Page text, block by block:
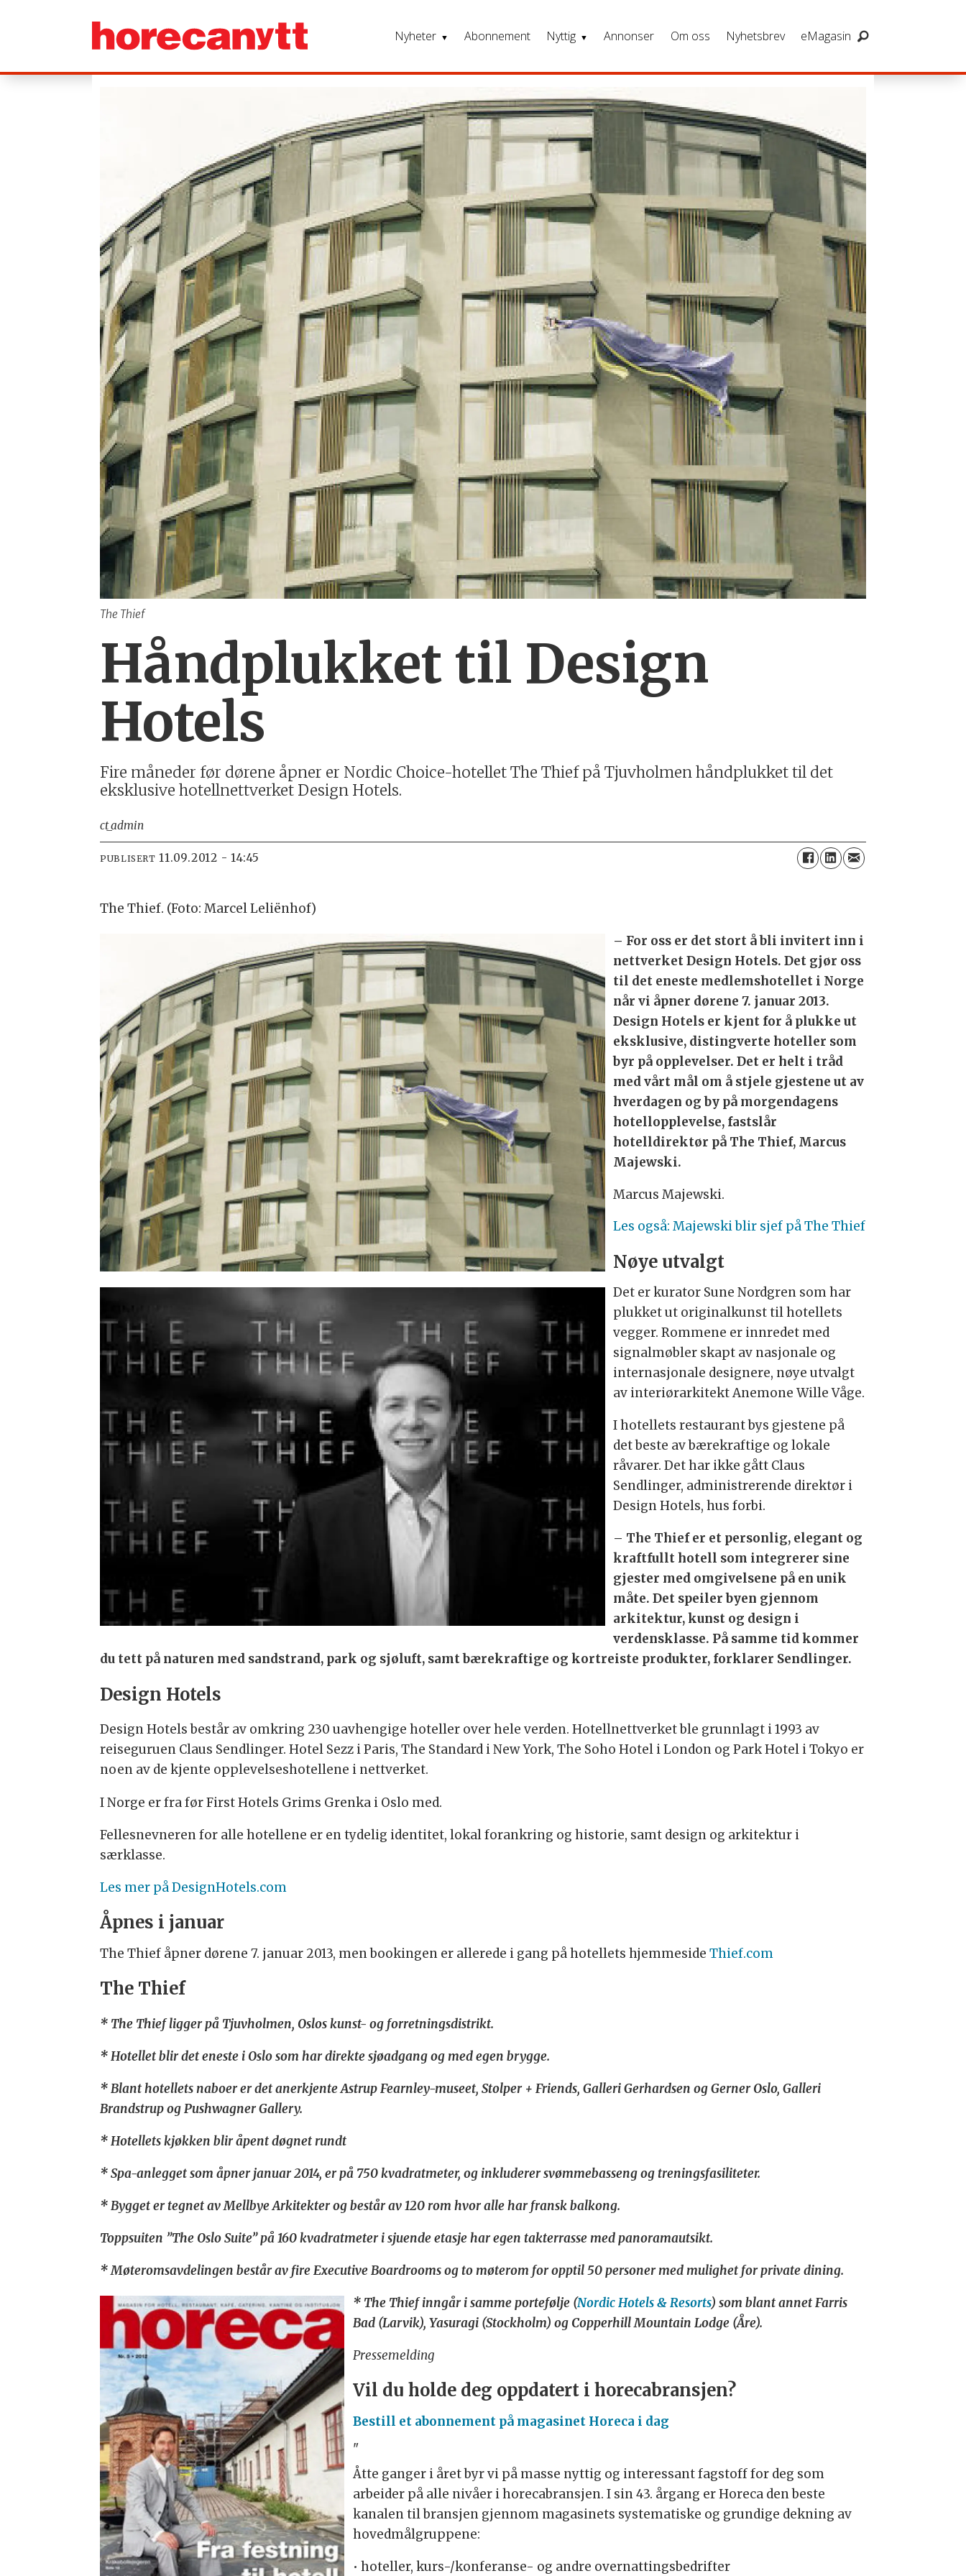
Nyheter Abonnement Nyttig Annonser Om oss Nyhetsbrev eMagasin
The Thief
Håndplukket til Design
Hotels
Fire måneder før dørene åpner er Nordic Choice-hotellet The Thief på Tjuvholmen håndplukket til det
eksklusive hotellnettverket Design Hotels.
ct_admin
PUBLISERT 11.09.2012 - 14:45
The Thief. (Foto: Marcel Leliënhof)
– For oss er det stort å bli invitert inn i
nettverket Design Hotels. Det gjør oss
til det eneste medlemshotellet i Norge
når vi åpner dørene 7. januar 2013.
Design Hotels er kjent for å plukke ut
eksklusive, distingverte hoteller som
byr på opplevelser. Det er helt i tråd
med vårt mål om å stjele gjestene ut av
hverdagen og by på morgendagens
hotellopplevelse, fastslår
hotelldirektør på The Thief, Marcus
Majewski.
Marcus Majewski.
Les også: Majewski blir sjef på The Thief
Nøye utvalgt
Det er kurator Sune Nordgren som har
plukket ut originalkunst til hotellets
vegger. Rommene er innredet med
signalmøbler skapt av nasjonale og
internasjonale designere, nøye utvalgt
av interiørarkitekt Anemone Wille Våge.
I hotellets restaurant bys gjestene på
det beste av bærekraftige og lokale
råvarer. Det har ikke gått Claus
Sendlinger, administrerende direktør i
Design Hotels, hus forbi.
– The Thief er et personlig, elegant og
kraftfullt hotell som integrerer sine
gjester med omgivelsene på en unik
måte. Det speiler byen gjennom
arkitektur, kunst og design i
verdensklasse. På samme tid kommer
du tett på naturen med sandstrand, park og sjøluft, samt bærekraftige og kortreiste produkter, forklarer Sendlinger.
Design Hotels
Design Hotels består av omkring 230 uavhengige hoteller over hele verden. Hotellnettverket ble grunnlagt i 1993 av
reiseguruen Claus Sendlinger. Hotel Sezz i Paris, The Standard i New York, The Soho Hotel i London og Park Hotel i Tokyo er
noen av de kjente opplevelseshotellene i nettverket.
I Norge er fra før First Hotels Grims Grenka i Oslo med.
Fellesnevneren for alle hotellene er en tydelig identitet, lokal forankring og historie, samt design og arkitektur i
særklasse.
Les mer på DesignHotels.com
Åpnes i januar
The Thief åpner dørene 7. januar 2013, men bookingen er allerede i gang på hotellets hjemmesideThief.com
The Thief
* The Thief ligger på Tjuvholmen, Oslos kunst- og forretningsdistrikt.
* Hotellet blir det eneste i Oslo som har direkte sjøadgang og med egen brygge.
* Blant hotellets naboer er det anerkjente Astrup Fearnley-museet, Stolper + Friends, Galleri Gerhardsen og Gerner Oslo, Galleri
Brandstrup og Pushwagner Gallery.
* Hotellets kjøkken blir åpent døgnet rundt
* Spa-anlegget som åpner januar 2014, er på 750 kvadratmeter, og inkluderer svømmebasseng og treningsfasiliteter.
* Bygget er tegnet av Mellbye Arkitekter og består av 120 rom hvor alle har fransk balkong.
Toppsuiten ”The Oslo Suite” på 160 kvadratmeter i sjuende etasje har egen takterrasse med panoramautsikt.
* Møteromsavdelingen består av fire Executive Boardrooms og to møterom for opptil 50 personer med mulighet for private dining.
* The Thief inngår i samme portefølje (Nordic Hotels & Resorts) som blant annet Farris
Bad (Larvik), Yasuragi (Stockholm) og Copperhill Mountain Lodge (Åre).
Pressemelding
Vil du holde deg oppdatert i horecabransjen?
Bestill et abonnement på magasinet Horeca i dag
"
Åtte ganger i året byr vi på masse nyttig og interessant fagstoff for deg som
arbeider på alle nivåer i horecabransjen. I sin 43. årgang er Horeca den beste
kanalen til bransjen gjennom magasinets systematiske og grundige dekning av
hovedmålgruppene:
• hoteller, kurs-/konferanse- og andre overnattingsbedrifter